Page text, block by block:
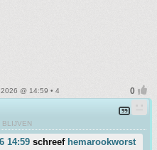
@ 14:59 • 4
BLIJVEN
14:59 schreef hemarookworst